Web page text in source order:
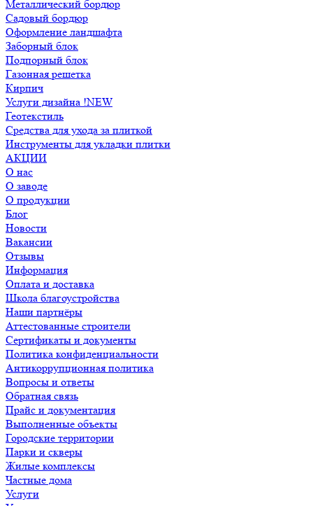
Металлический бордюр
Садовый бордюр
Оформление ландшафта
Заборный блок
Подпорный блок
Газонная решетка
Кирпич
Услуги дизайна !NEW
Геотекстиль
Средства для ухода за плиткой
Инструменты для укладки плитки
АКЦИИ
О нас
О заводе
О продукции
Блог
Новости
Вакансии
Отзывы
Информация
Оплата и доставка
Школа благоустройства
Наши партнёры
Аттестованные строители
Сертификаты и документы
Политика конфиденциальности
Антикоррупционная политика
Вопросы и ответы
Обратная связь
Прайс и документация
Выполненные объекты
Городские территории
Парки и скверы
Жилые комплексы
Частные дома
Услуги